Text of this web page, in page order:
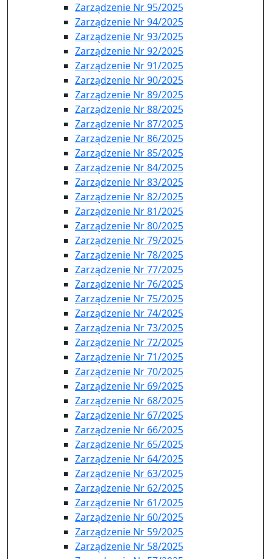
Zarządzenie Nr 95/2025
Zarządzenie Nr 94/2025
Zarządzenie Nr 93/2025
Zarządzenie Nr 92/2025
Zarządzenie Nr 91/2025
Zarządzenie Nr 90/2025
Zarządzenie Nr 89/2025
Zarządzenie Nr 88/2025
Zarządzenie Nr 87/2025
Zarządzenie Nr 86/2025
Zarządzenie Nr 85/2025
Zarządzenie Nr 84/2025
Zarządzenie Nr 83/2025
Zarządzenie Nr 82/2025
Zarządzenie Nr 81/2025
Zarządzenie Nr 80/2025
Zarządzenie Nr 79/2025
Zarządzenie Nr 78/2025
Zarządzenie Nr 77/2025
Zarządzenie Nr 76/2025
Zarządzenie Nr 75/2025
Zarządzenie Nr 74/2025
Zarządzenia Nr 73/2025
Zarządzenie Nr 72/2025
Zarządzenie Nr 71/2025
Zarządzenie Nr 70/2025
Zarządzenie Nr 69/2025
Zarządzenie Nr 68/2025
Zarządzenie Nr 67/2025
Zarządzenie Nr 66/2025
Zarządzenie Nr 65/2025
Zarządzenie Nr 64/2025
Zarządzenie Nr 63/2025
Zarządzenie Nr 62/2025
Zarządzenie Nr 61/2025
Zarządzenie Nr 60/2025
Zarządzenie Nr 59/2025
Zarządzenie Nr 58/2025